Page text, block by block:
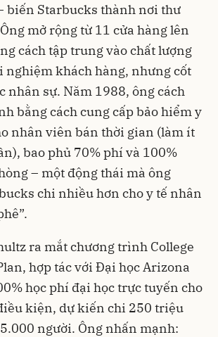
biến Starbucks thành nơi thư
mở rộng từ 11 cửa hàng lên
cách tập trung vào chất lượng
nghiệm khách hàng, nhưng cốt
nhân sự. Năm 1988, ông cách
bằng cách cung cấp bảo hiểm y
nhân viên bán thời gian (làm ít
bao phủ 70% phí và 100%
– một động thái mà ông
chi nhiều hơn cho y tế nhân
ra mắt chương trình College
hợp tác với Đại học Arizona
học phí đại học trực tuyến cho
kiện, dự kiến chi 250 triệu
người. Ông nhấn mạnh: